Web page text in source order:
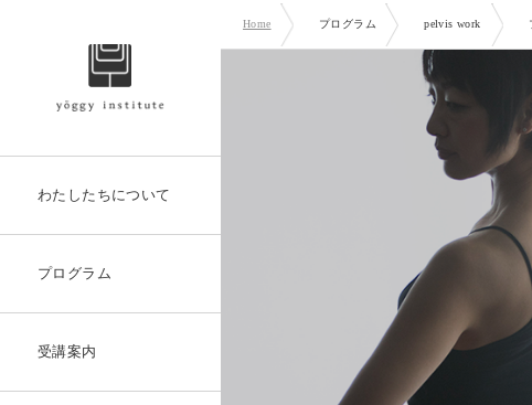
わたしたちについて
プログラム
受講案内
Home プログラム pelvis work